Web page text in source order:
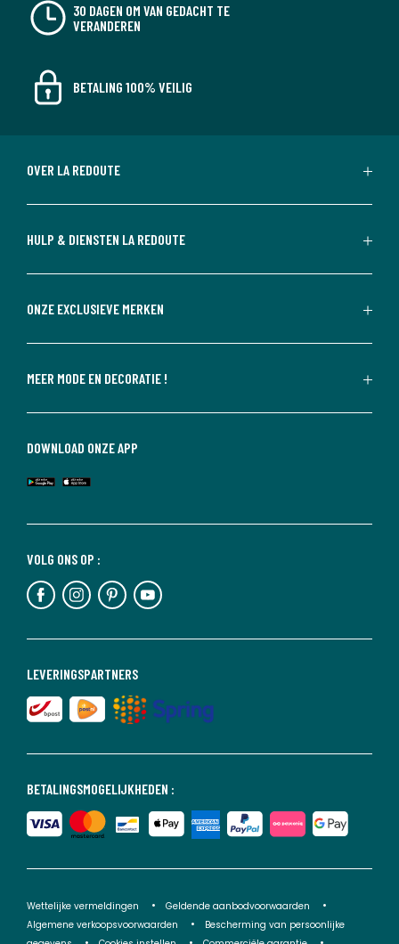
30 DAGEN OM VAN GEDACHT TE
VERANDEREN
BETALING 100% VEILIG
OVER LA REDOUTE
HULP & DIENSTEN LA REDOUTE
ONZE EXCLUSIEVE MERKEN
MEER MODE EN DECORATIE !
BETALINGSMOGELIJKHEDEN :
LEVERINGSPARTNERS
VOLG ONS OP :
DOWNLOAD ONZE APP
Wettelijke vermeldingen
Geldende aanbodvoorwaarden
Algemene verkoopsvoorwaarden
Bescherming van persoonlijke